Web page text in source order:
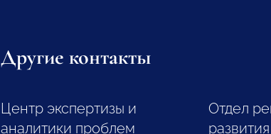
Другие контакты
Центр экспертизы и
аналитики проблем
Отдел
развития